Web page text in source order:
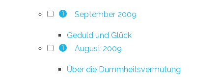
1 September 2009
Geduld und Glück
1 August 2009
Über die Dummheitsvermutung